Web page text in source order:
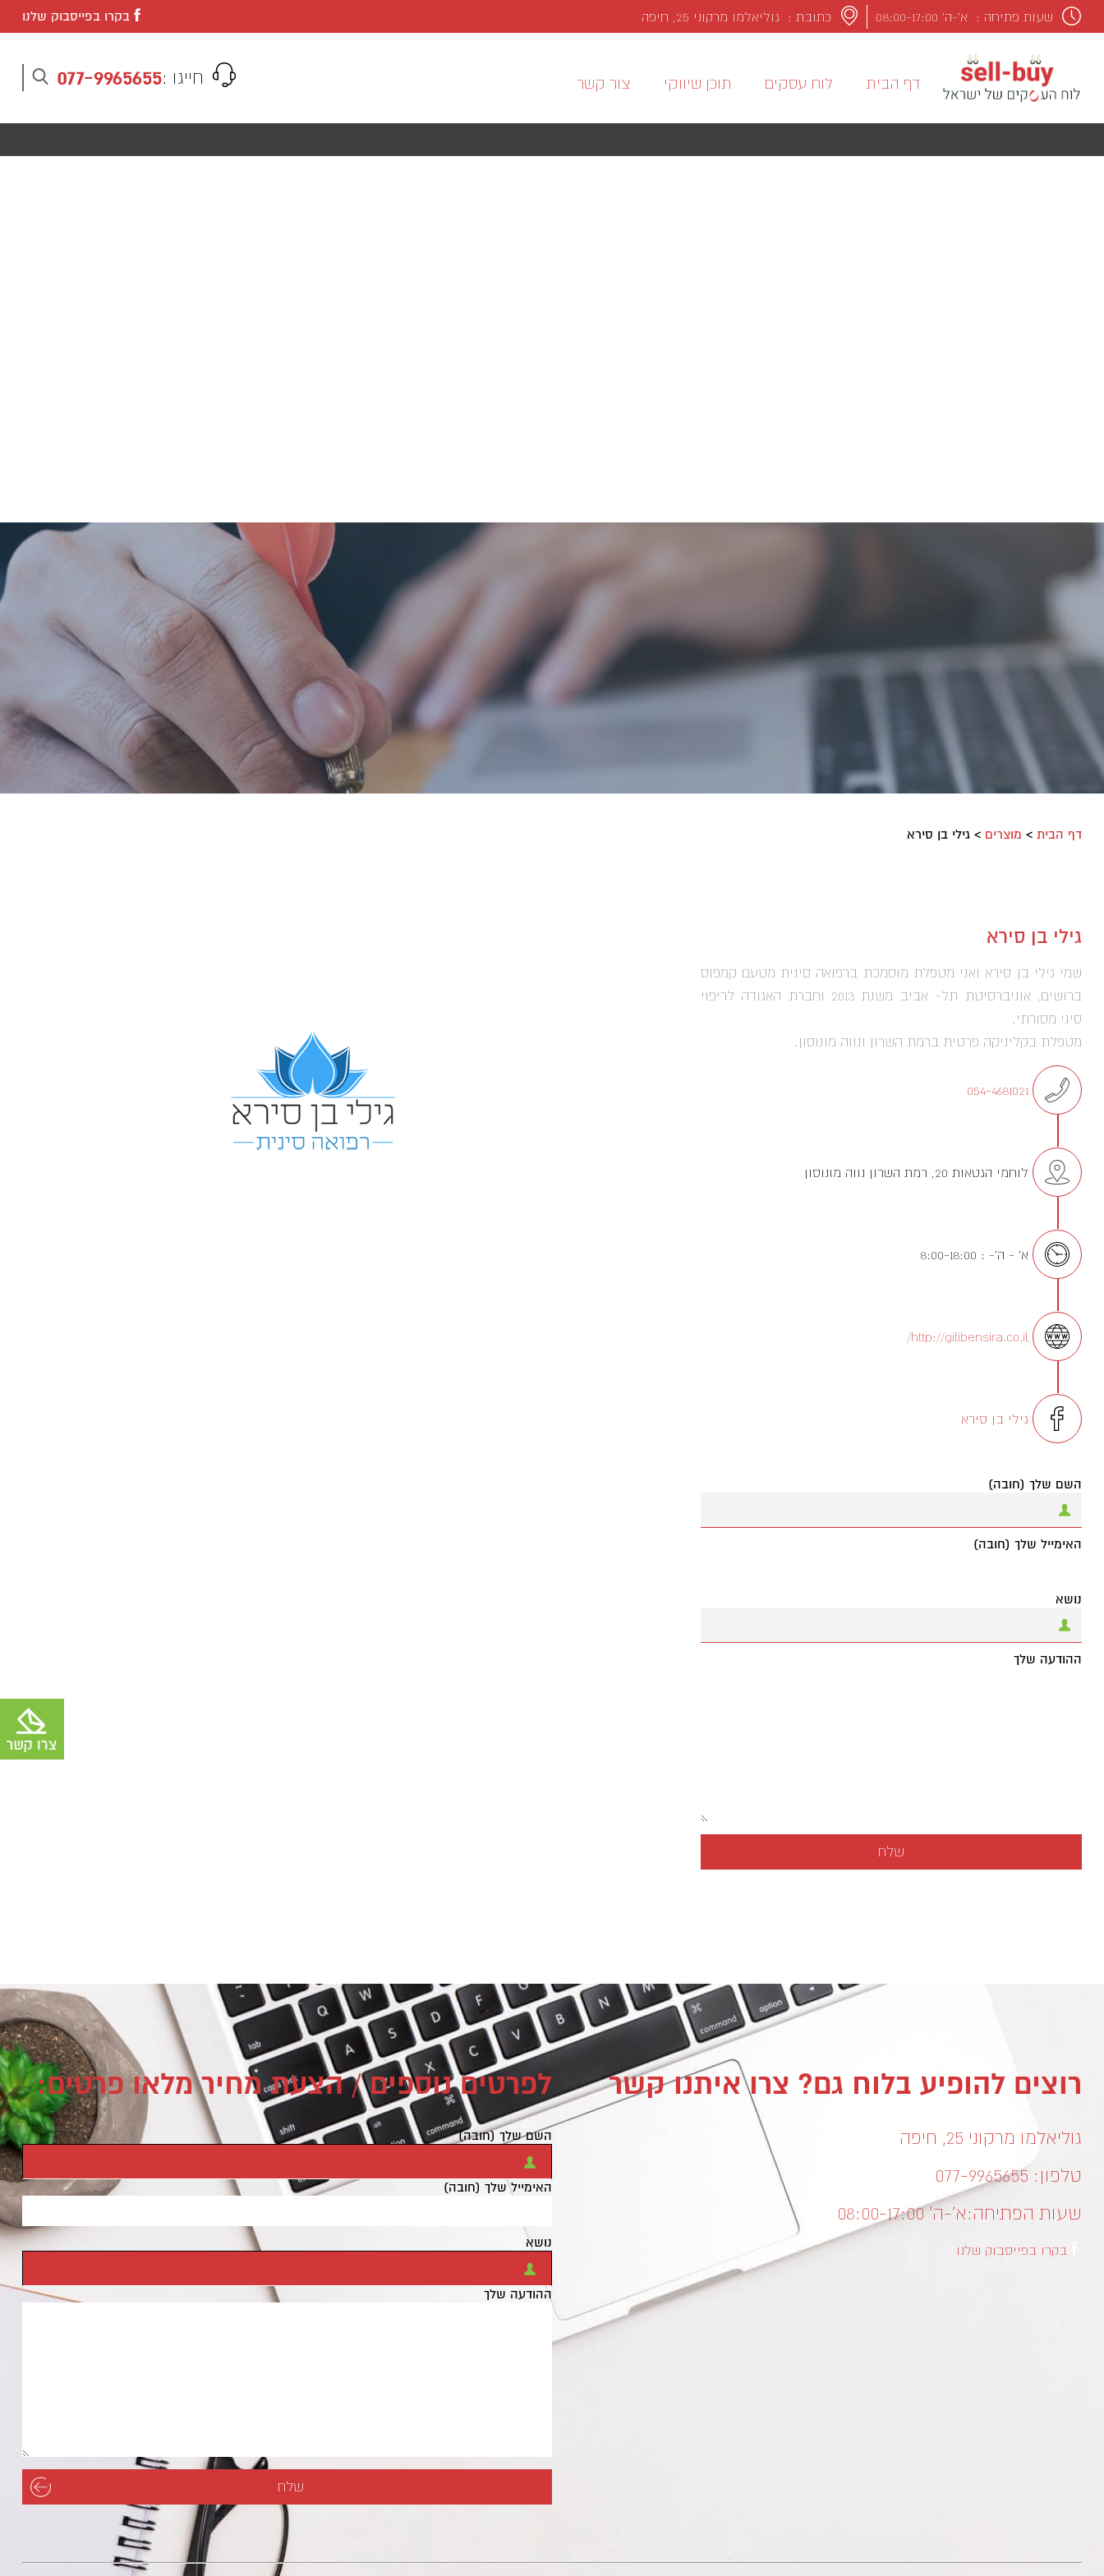
שעות פתיחה : א’-ה’ 08:00-17:00 כתובת : גוליאלמו מרקוני 25, חיפה בקרו בפייסבוק שלנו
דף הבית לוח עסקים תוכן שיווקי צור קשר חייגו :077-9965655
דף הבית> מוצרים > גילי בן סירא
גילי בן סירא
שמי גילי בן סירא ואני מטפלת מוסמכת ברפואה סינית מטעם קמפוס
ברושים, אוניברסיטת תל- אביב משנת 2013 וחברת האגודה לריפוי
סיני מסורתי.
מטפלת בקליניקה פרטית ברמת השרון ונווה מונוסון.
054-4681021
לוחמי הגטאות 20, רמת השרון נווה מונוסון
א' - ה'- : 8:00-18:00
http://gilibensira.co.il/
גילי בן סירא
השם שלך (חובה)
האימייל שלך (חובה)
נושא
ההודעה שלך
רוצים להופיע בלוח גם? צרו איתנו קשר
גוליאלמו מרקוני 25, חיפה
טלפון: 077-9965655
שעות הפתיחה:א’-ה’ 08:00-17:00
בקרו בפייסבוק שלנו
לפרטים נוספים / הצעת מחיר מלאו פרטים:
השם שלך (חובה)
האימייל שלך (חובה)
נושא
ההודעה שלך